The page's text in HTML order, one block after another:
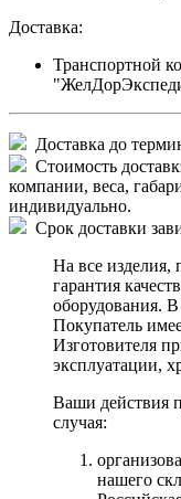
Доставка:
Транспортной
Доставка до
Стоимость
компании, веса,
индивидуально.
Срок доставки
На все изделия,
гарантия
оборудования. В
Покупатель
Изготовителя
эксплуатации,
Ваши действия
случая:
нашего